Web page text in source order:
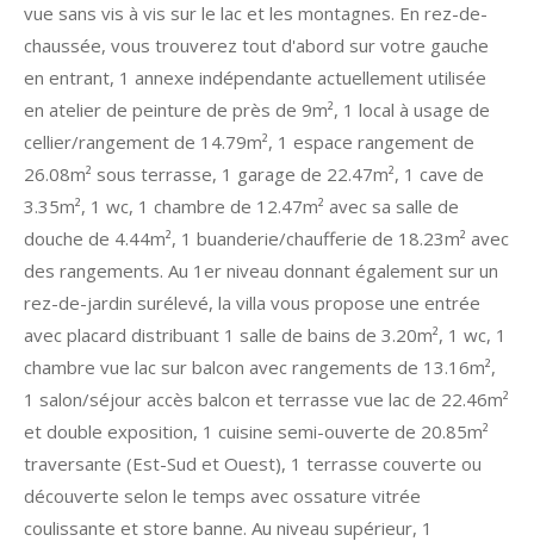
vue sans vis à vis sur le lac et les montagnes. En rez-de-
chaussée, vous trouverez tout d'abord sur votre gauche
en entrant, 1 annexe indépendante actuellement utilisée
en atelier de peinture de près de 9m², 1 local à usage de
cellier/rangement de 14.79m², 1 espace rangement de
26.08m² sous terrasse, 1 garage de 22.47m², 1 cave de
3.35m², 1 wc, 1 chambre de 12.47m² avec sa salle de
douche de 4.44m², 1 buanderie/chaufferie de 18.23m² avec
des rangements. Au 1er niveau donnant également sur un
rez-de-jardin surélevé, la villa vous propose une entrée
avec placard distribuant 1 salle de bains de 3.20m², 1 wc, 1
chambre vue lac sur balcon avec rangements de 13.16m²,
1 salon/séjour accès balcon et terrasse vue lac de 22.46m²
et double exposition, 1 cuisine semi-ouverte de 20.85m²
traversante (Est-Sud et Ouest), 1 terrasse couverte ou
découverte selon le temps avec ossature vitrée
coulissante et store banne. Au niveau supérieur, 1